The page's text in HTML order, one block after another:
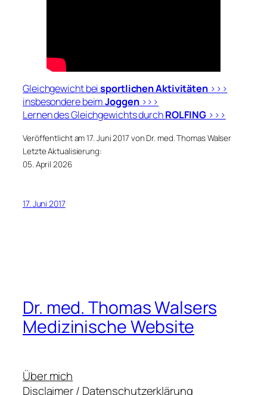
Gleichgewicht beisportlichen Aktivitäten >>>
insbesondere beimJoggen>>>
Lernen des Gleichgewichts durchROLFING >>>
Veröffentlicht am 17. Juni 2017 von Dr. med. Thomas Walser
Letzte Aktualisierung:
05. April 2026
17. Juni 2017
Dr. med. Thomas Walsers
Medizinische Website
Über mich
Disclaimer / Datenschutzerklärung